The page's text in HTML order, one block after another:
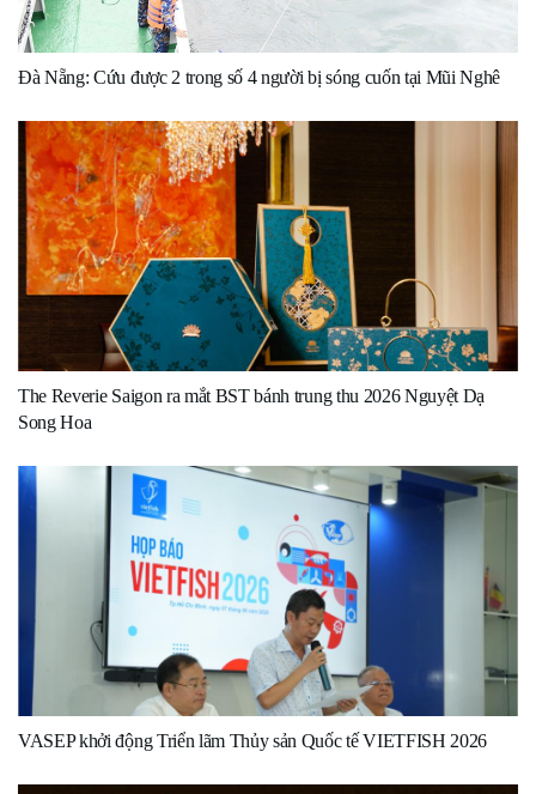
Đà Nẵng: Cứu được 2 trong số 4 người bị sóng cuốn tại Mũi Nghê
The Reverie Saigon ra mắt BST bánh trung thu 2026 Nguyệt Dạ
Song Hoa
VASEP khởi động Triển lãm Thủy sản Quốc tế VIETFISH 2026